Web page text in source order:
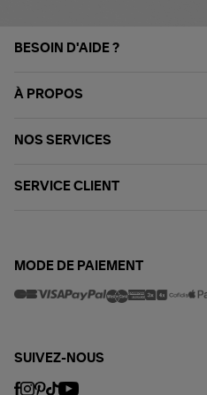
BESOIN D'AIDE ?
À PROPOS
NOS SERVICES
SERVICE CLIENT
MODE DE PAIEMENT
SUIVEZ-NOUS